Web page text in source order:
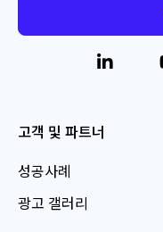
고객 및 파트너
성공사례
광고 갤러리